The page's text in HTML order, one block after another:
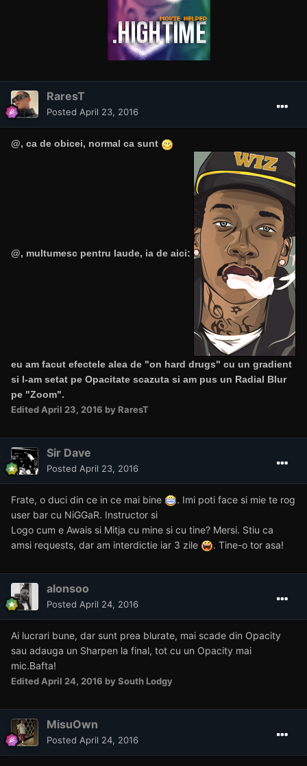
RaresT
Posted April 23, 2016
@, ca de obicei, normal ca sunt
@, multumesc pentru laude, ia de aici:
eu am facut efectele alea de "on hard drugs" cu un gradient
si l-am setat pe Opacitate scazuta si am pus un Radial Blur
pe "Zoom".
EditedApril 23, 2016 by RaresT
Sir Dave
Posted April 23, 2016
Frate, o duci din ce in ce mai bine
. Imi poti face si mie te rog
user bar cu NiGGaR. Instructor si
Logo cum e Awais si Mitja cu mine si cu tine? Mersi. Stiu ca
amsi requests, dar am interdictie iar 3 zile
. Tine-o tor asa!
alonsoo
Posted April 24, 2016
Ai lucrari bune, dar sunt prea blurate, mai scade din Opacity
sau adauga un Sharpen la final, tot cu un Opacity mai
mic.Bafta!
EditedApril 24, 2016 by South Lodgy
MisuOwn
Posted April 24, 2016